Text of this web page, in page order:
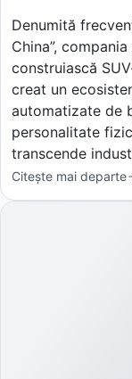
Denumită
China”,
construiască
creat un
automatizate de
personalitate
transcende
Citește mai departe